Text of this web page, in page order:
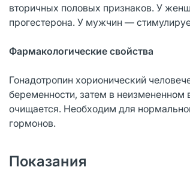
вторичных половых признаков. У
прогестерона. У мужчин —
Фармакологические свойства
Гонадотропин хорионический
беременности, затем в неизмененном
очищается. Необходим для
гормонов.
Показания